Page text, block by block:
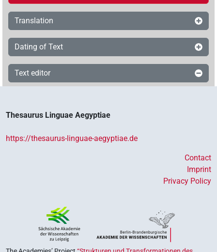
Translation
Dating of Text
Text editor
Thesaurus Linguae Aegyptiae
https://thesaurus-linguae-aegyptiae.de
Contact
Imprint
Privacy Policy